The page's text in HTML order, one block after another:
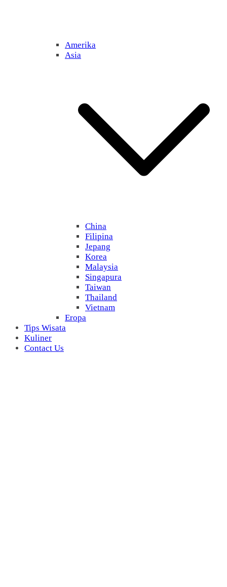
Amerika
Asia
China
Filipina
Jepang
Korea
Malaysia
Singapura
Taiwan
Thailand
Vietnam
Eropa
Tips Wisata
Kuliner
Contact Us